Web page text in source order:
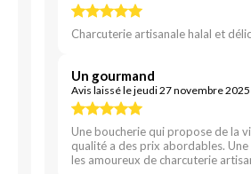
Charcuterie artisanale halal et
Un gourmand
Avis laissé le jeudi 27 novembre 2025
Une boucherie qui propose de la
qualité a des prix abordables.
les amoureux de charcuterie